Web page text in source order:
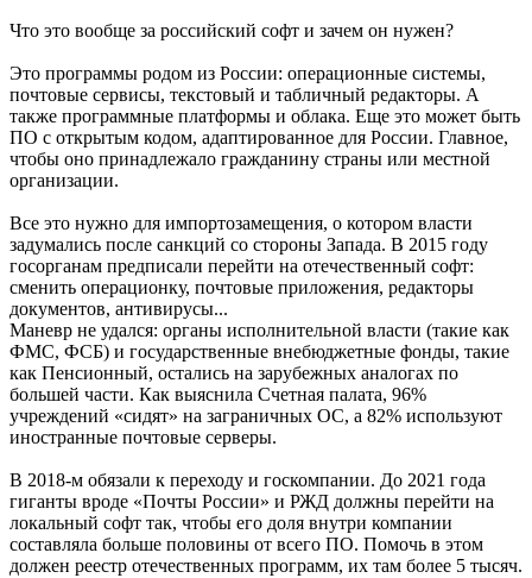
Что это вообще за российский софт и зачем он нужен?
Это программы родом из России: операционные системы,
почтовые сервисы, текстовый и табличный редакторы. А
также программные платформы и облака. Еще это может быть
ПО с открытым кодом, адаптированное для России. Главное,
чтобы оно принадлежало гражданину страны или местной
организации.
Все это нужно для импортозамещения, о котором власти
задумались после санкций со стороны Запада. В 2015 году
госорганам предписали перейти на отечественный софт:
сменить операционку, почтовые приложения, редакторы
документов, антивирусы...
Маневр не удался: органы исполнительной власти (такие как
ФМС, ФСБ) и государственные внебюджетные фонды, такие
как Пенсионный, остались на зарубежных аналогах по
большей части. Как выяснила Счетная палата, 96%
учреждений «сидят» на заграничных ОС, а 82% используют
иностранные почтовые серверы.
В 2018-м обязали к переходу и госкомпании. До 2021 года
гиганты вроде «Почты России» и РЖД должны перейти на
локальный софт так, чтобы его доля внутри компании
составляла больше половины от всего ПО. Помочь в этом
должен реестр отечественных программ, их там более 5 тысяч.